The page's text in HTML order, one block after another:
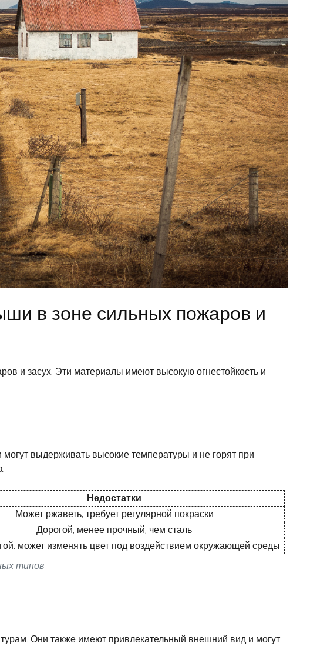
в зоне сильных пожаров и
и засух. Эти материалы имеют высокую огнестойкость и
выдерживать высокие температуры и не горят при
типов
Недостатки
Может ржаветь, требует регулярной покраски
Дорогой, менее прочный, чем сталь
может изменять цвет под воздействием окружающей среды
Они также имеют привлекательный внешний вид и могут